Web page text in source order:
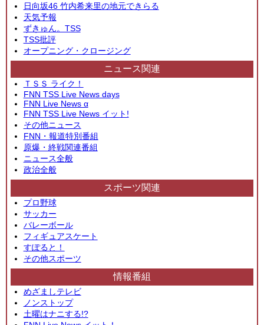
日向坂46 竹内希来里の地元できらる
天気予報
ずきゅん。TSS
TSS批評
オープニング・クロージング
ニュース関連
ＴＳＳ ライク！
FNN TSS Live News days
FNN Live News α
FNN TSS Live News イット!
その他ニュース
FNN・報道特別番組
原爆・終戦関連番組
ニュース全般
政治全般
スポーツ関連
プロ野球
サッカー
バレーボール
フィギュアスケート
すぽると！
その他スポーツ
情報番組
めざましテレビ
ノンストップ
土曜はナニする!?